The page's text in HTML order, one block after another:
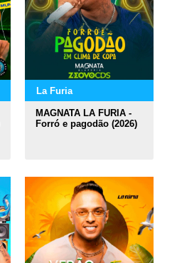
La Furia
MAGNATA LA FURIA -
Forró e pagodão (2026)